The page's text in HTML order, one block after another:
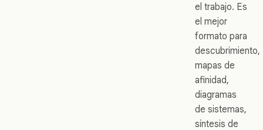
el trabajo. Es
el mejor
formato para
descubrimiento,
mapas de
afinidad,
diagramas
de sistemas,
síntesis de